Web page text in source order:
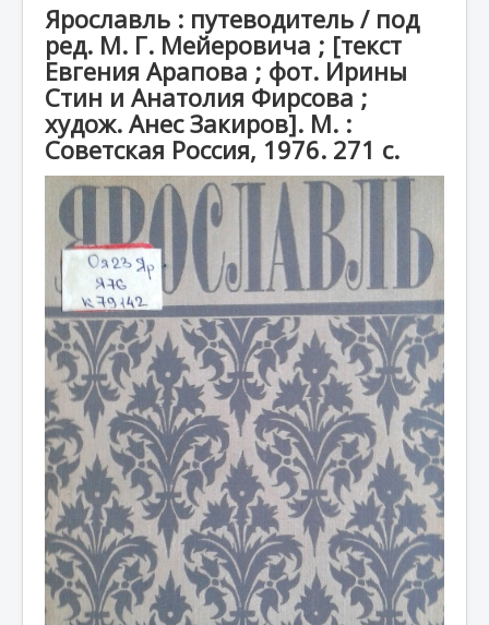
Ярославль : путеводитель / под
ред. М. Г. Мейеровича ; [текст
Евгения Арапова ; фот. Ирины
Стин и Анатолия Фирсова ;
худож. Анес Закиров]. М. :
Советская Россия, 1976. 271 с.